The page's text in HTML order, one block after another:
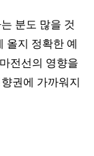
분도 많을 것
올지 정확한 예
전선의 영향을
권에 가까워지